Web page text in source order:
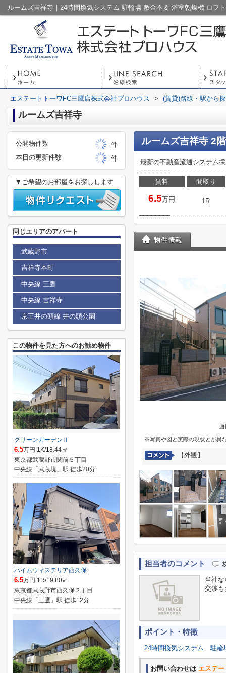
エステートトーワFC三鷹店株式会社プロハウス > (賃貸)路線・駅から
ルームズ吉祥寺
ルームズ吉祥寺 2階
最新の不動産流通システム
賃料
6.5万円
間取り
1R
画
※写真や図と実際の現状とが異
【外観】
担当者のコメント
当社
交渉
ポイント・特徴
24時間換気システム 駐輪
お問い合わせは エステ
公開物件数
件
本日の更新件数
件
▼ご希望のお部屋をお探しします
同じエリアのアパート
武蔵野市
吉祥寺本町
中央線 三鷹
中央線 吉祥寺
京王井の頭線 井の頭公園
この物件を見た方へのお勧め物件
グリーンガーデンⅡ
6.5万円 1K/18.44㎡
東京都武蔵野市関前５丁目
中央線「武蔵境」駅 徒歩20分
ハイムウィステリア西久保
6.5万円 1R/19.80㎡
東京都武蔵野市西久保２丁目
中央線「三鷹」駅 徒歩12分